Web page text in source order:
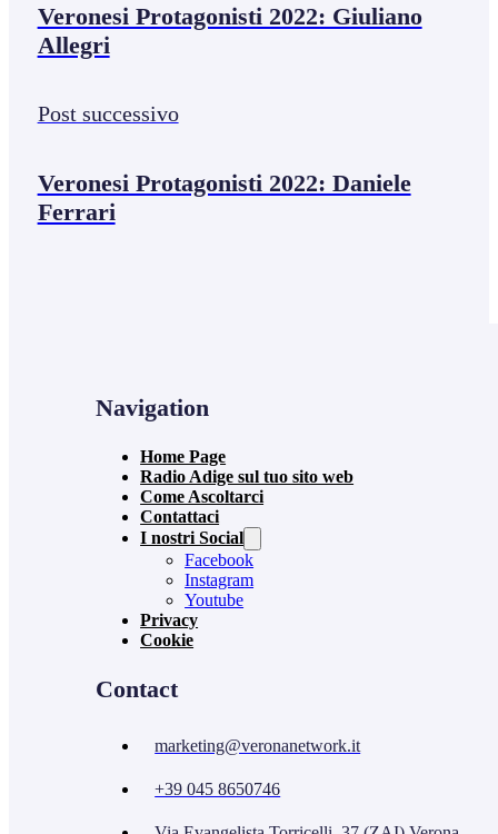
Veronesi Protagonisti 2022: Giuliano
Allegri
Post successivo
Veronesi Protagonisti 2022: Daniele
Ferrari
Navigation
Home Page
Radio Adige sul tuo sito web
Come Ascoltarci
Contattaci
I nostri Social
Facebook
Instagram
Youtube
Privacy
Cookie
Contact
marketing@veronanetwork.it
+39 045 8650746